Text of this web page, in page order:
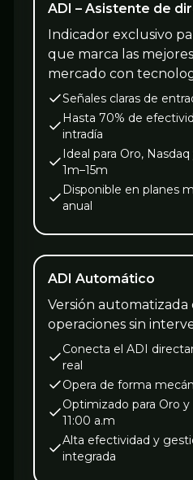
ADI – Asistente de
Indicador exclusivo
que marca las
mercado con
Señales claras de
Hasta 70% de
intradía
Ideal para Oro,
1m–15m
Disponible en planes
anual
ADI Automático
Versión
operaciones sin
Conecta el ADI
real
Opera de forma
Optimizado para Oro
11:00 a.m
Alta efectividad y
integrada